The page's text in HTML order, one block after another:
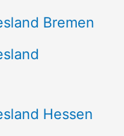
Bremen
Hessen